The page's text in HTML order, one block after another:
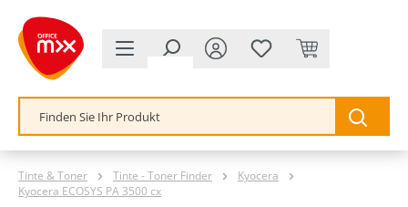
springen
Tinte & Toner Tinte - Toner Finder
Kyocera
Kyocera ECOSYS PA 3500 cx